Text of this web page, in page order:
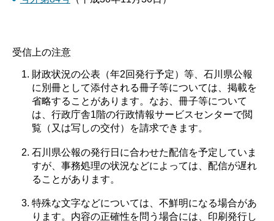
受信上の注意
財政状況の公表（年2回発行予定）等、石川県公報
に別冊として添付される冊子等については、掲載を
省略することがあります。なお、冊子等について
は、行政庁舎1階の行政情報サービスセンターで閲
覧（又は写しの交付）を請求できます。
石川県公報の発行日に合わせた配信を予定していま
すが、事務処理の状況などによっては、配信が遅れ
ることがあります。
特殊な文字などについては、不鮮明になる場合があ
ります。内容の正確性を問う場合には、印刷発行し